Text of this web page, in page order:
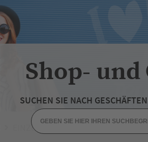
Shop-
SUCHEN SIE NACH
EINZELHANDEL